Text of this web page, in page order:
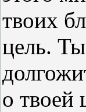
твоих
цель.
о твоей